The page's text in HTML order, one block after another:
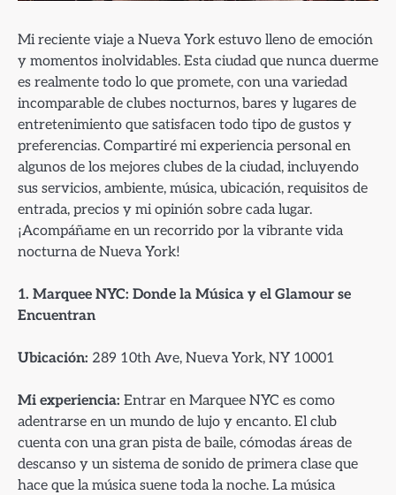
Mi reciente viaje a Nueva York estuvo lleno de emoción
y momentos inolvidables. Esta ciudad que nunca duerme
es realmente todo lo que promete, con una variedad
incomparable de clubes nocturnos, bares y lugares de
entretenimiento que satisfacen todo tipo de gustos y
preferencias. Compartiré mi experiencia personal en
algunos de los mejores clubes de la ciudad, incluyendo
sus servicios, ambiente, música, ubicación, requisitos de
entrada, precios y mi opinión sobre cada lugar.
¡Acompáñame en un recorrido por la vibrante vida
nocturna de Nueva York!
1. Marquee NYC: Donde la Música y el Glamour se
Encuentran
Ubicación: 289 10th Ave, Nueva York, NY 10001
Mi experiencia: Entrar en Marquee NYC es como
adentrarse en un mundo de lujo y encanto. El club
cuenta con una gran pista de baile, cómodas áreas de
descanso y un sistema de sonido de primera clase que
hace que la música suene toda la noche. La música